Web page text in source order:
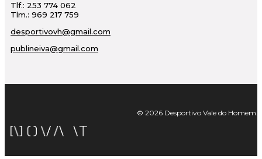
Tlf.: 253 774 062
Tlm.: 969 217 759
desportivovh@gmail.com
publineiva@gmail.com
© 2026 Desportivo Vale do Homem.